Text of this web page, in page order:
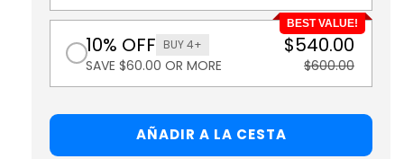
BEST VALUE!
10% OFF BUY 4+
SAVE $60.00 OR MORE
$540.00
$600.00
AÑADIR A LA CESTA